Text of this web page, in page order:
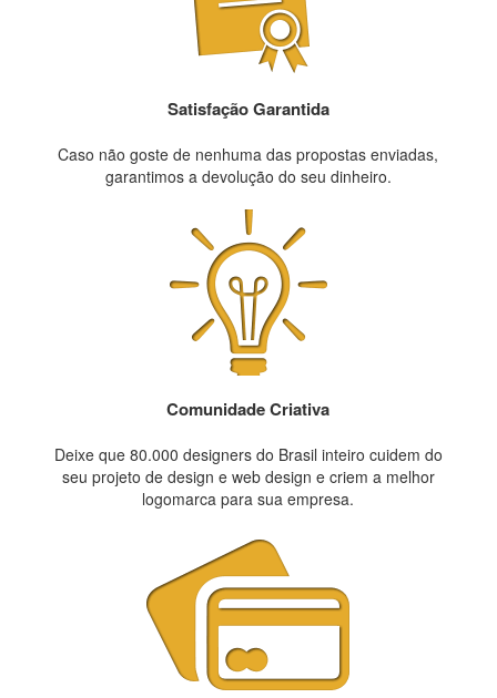
Satisfação Garantida
Caso não goste de nenhuma das propostas enviadas,
garantimos a devolução do seu dinheiro.
Comunidade Criativa
Deixe que 80.000 designers do Brasil inteiro cuidem do
seu projeto de design e web design e criem a melhor
logomarca para sua empresa.